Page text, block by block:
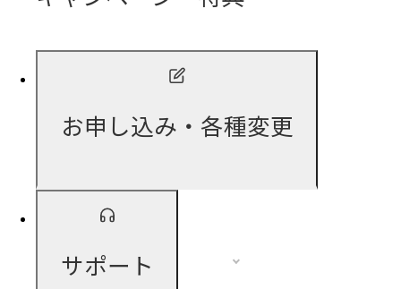
お申し込み・各種変更
サポート